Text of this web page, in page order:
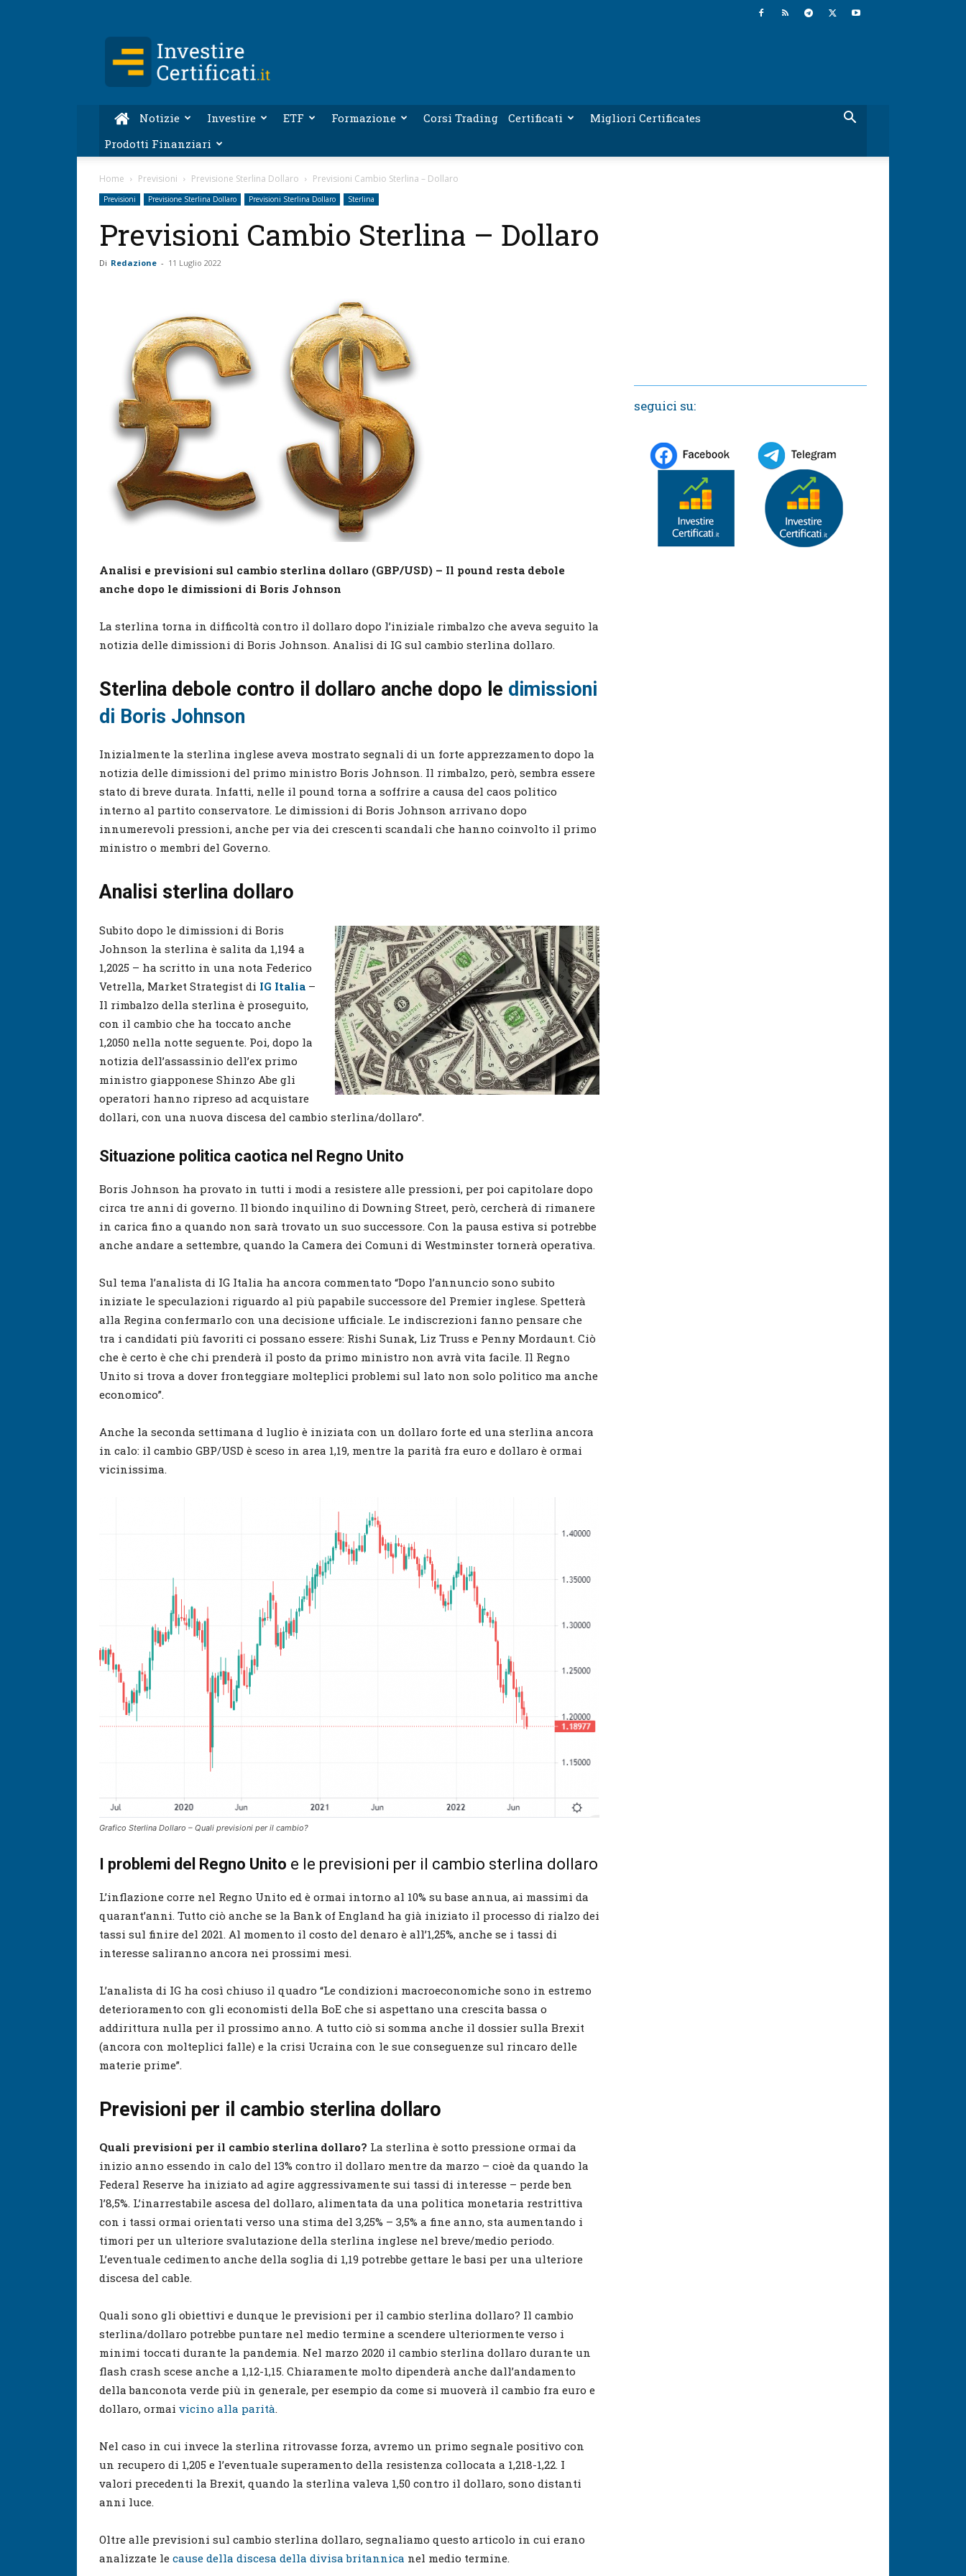
Certificati.it
Notizie Investire ETF Formazione Corsi Trading Certificati
Migliori Certificates
Prodotti Finanziari
Home Previsioni Previsione Sterlina Dollaro Previsioni Cambio Sterlina – Dollaro
Previsioni Previsione Sterlina Dollaro Previsioni Sterlina Dollaro Sterlina
Previsioni Cambio Sterlina – Dollaro
Di Redazione - 11 Luglio 2022
Analisi e previsioni sul cambio sterlina dollaro (GBP/USD) – Il pound resta debole
anche dopo le dimissioni di Boris Johnson
La sterlina torna in difficoltà contro il dollaro dopo l’iniziale rimbalzo che aveva seguito la
notizia delle dimissioni di Boris Johnson. Analisi di IG sul cambio sterlina dollaro.
Sterlina debole contro il dollaro anche dopo le dimissioni
di Boris Johnson
Inizialmente la sterlina inglese aveva mostrato segnali di un forte apprezzamento dopo la
notizia delle dimissioni del primo ministro Boris Johnson. Il rimbalzo, però, sembra essere
stato di breve durata. Infatti, nelle il pound torna a soffrire a causa del caos politico
interno al partito conservatore. Le dimissioni di Boris Johnson arrivano dopo
innumerevoli pressioni, anche per via dei crescenti scandali che hanno coinvolto il primo
ministro o membri del Governo.
Analisi sterlina dollaro
Subito dopo le dimissioni di Boris
Johnson la sterlina è salita da 1,194 a
1,2025 – ha scritto in una nota Federico
Vetrella, Market Strategist di IG Italia –
Il rimbalzo della sterlina è proseguito,
con il cambio che ha toccato anche
1,2050 nella notte seguente. Poi, dopo la
notizia dell’assassinio dell’ex primo
ministro giapponese Shinzo Abe gli
operatori hanno ripreso ad acquistare
dollari, con una nuova discesa del cambio sterlina/dollaro”.
Situazione politica caotica nel Regno Unito
Boris Johnson ha provato in tutti i modi a resistere alle pressioni, per poi capitolare dopo
circa tre anni di governo. Il biondo inquilino di Downing Street, però, cercherà di rimanere
in carica fino a quando non sarà trovato un suo successore. Con la pausa estiva si potrebbe
anche andare a settembre, quando la Camera dei Comuni di Westminster tornerà operativa.
Sul tema l’analista di IG Italia ha ancora commentato “Dopo l’annuncio sono subito
iniziate le speculazioni riguardo al più papabile successore del Premier inglese. Spetterà
alla Regina confermarlo con una decisione ufficiale. Le indiscrezioni fanno pensare che
tra i candidati più favoriti ci possano essere: Rishi Sunak, Liz Truss e Penny Mordaunt. Ciò
che è certo è che chi prenderà il posto da primo ministro non avrà vita facile. Il Regno
Unito si trova a dover fronteggiare molteplici problemi sul lato non solo politico ma anche
economico”.
Anche la seconda settimana d luglio è iniziata con un dollaro forte ed una sterlina ancora
in calo: il cambio GBP/USD è sceso in area 1,19, mentre la parità fra euro e dollaro è ormai
vicinissima.
Grafico Sterlina Dollaro – Quali previsioni per il cambio?
I problemi del Regno Unito e le previsioni per il cambio sterlina dollaro
L’inflazione corre nel Regno Unito ed è ormai intorno al 10% su base annua, ai massimi da
quarant’anni. Tutto ciò anche se la Bank of England ha già iniziato il processo di rialzo dei
tassi sul finire del 2021. Al momento il costo del denaro è all’1,25%, anche se i tassi di
interesse saliranno ancora nei prossimi mesi.
L’analista di IG ha così chiuso il quadro “Le condizioni macroeconomiche sono in estremo
deterioramento con gli economisti della BoE che si aspettano una crescita bassa o
addirittura nulla per il prossimo anno. A tutto ciò si somma anche il dossier sulla Brexit
(ancora con molteplici falle) e la crisi Ucraina con le sue conseguenze sul rincaro delle
materie prime”.
Previsioni per il cambio sterlina dollaro
Quali previsioni per il cambio sterlina dollaro? La sterlina è sotto pressione ormai da
inizio anno essendo in calo del 13% contro il dollaro mentre da marzo – cioè da quando la
Federal Reserve ha iniziato ad agire aggressivamente sui tassi di interesse – perde ben
l’8,5%. L’inarrestabile ascesa del dollaro, alimentata da una politica monetaria restrittiva
con i tassi ormai orientati verso una stima del 3,25% – 3,5% a fine anno, sta aumentando i
timori per un ulteriore svalutazione della sterlina inglese nel breve/medio periodo.
L’eventuale cedimento anche della soglia di 1,19 potrebbe gettare le basi per una ulteriore
discesa del cable.
Quali sono gli obiettivi e dunque le previsioni per il cambio sterlina dollaro? Il cambio
sterlina/dollaro potrebbe puntare nel medio termine a scendere ulteriormente verso i
minimi toccati durante la pandemia. Nel marzo 2020 il cambio sterlina dollaro durante un
flash crash scese anche a 1,12-1,15. Chiaramente molto dipenderà anche dall’andamento
della banconota verde più in generale, per esempio da come si muoverà il cambio fra euro e
dollaro, ormai vicino alla parità.
Nel caso in cui invece la sterlina ritrovasse forza, avremo un primo segnale positivo con
un recupero di 1,205 e l’eventuale superamento della resistenza collocata a 1,218-1,22. I
valori precedenti la Brexit, quando la sterlina valeva 1,50 contro il dollaro, sono distanti
anni luce.
Oltre alle previsioni sul cambio sterlina dollaro, segnaliamo questo articolo in cui erano
analizzate le cause della discesa della divisa britannica nel medio termine.
seguici su: